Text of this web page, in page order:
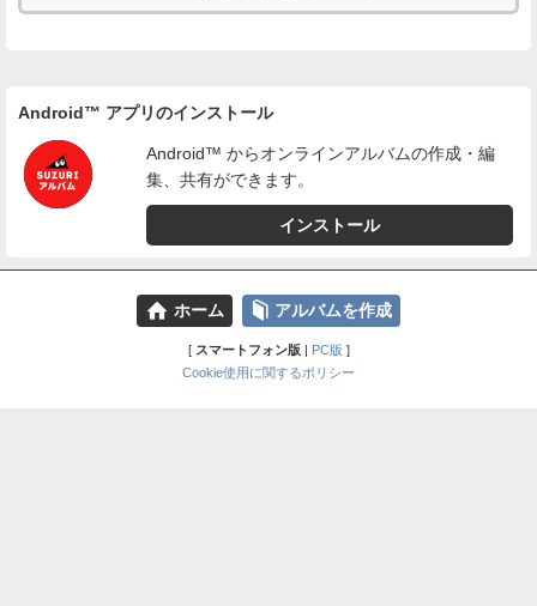
Android™ アプリのインストール
Android™ からオンラインアルバムの作成・編
集、共有ができます。
インストール
⌂ ホーム 📕 アルバムを作成
[ スマートフォン版| PC版 ]
Cookie使用に関するポリシー